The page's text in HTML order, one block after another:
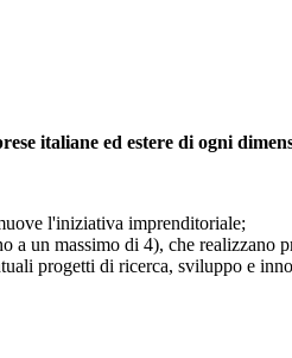
italiane ed estere di ogni
l'iniziativa imprenditoriale;
a un massimo di 4), che realizzano
progetti di ricerca, sviluppo e